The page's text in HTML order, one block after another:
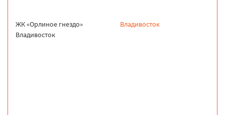
ЖК «Орлиное гнездо»
Владивосток
Владивосток